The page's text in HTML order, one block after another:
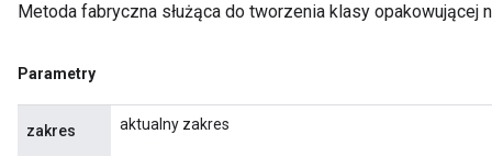
Metoda fabryczna służąca do tworzenia klasy opakowującej
Parametry
zakres aktualny zakres